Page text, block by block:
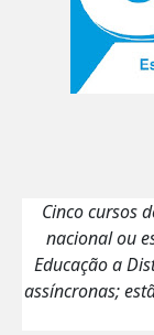
Cinco cursos
nacional ou
Educação a
assíncronas;